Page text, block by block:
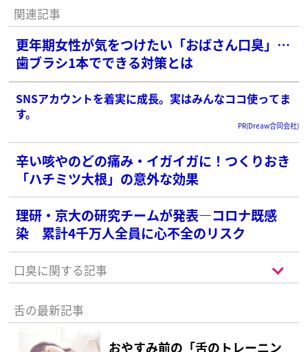
関連記事
更年期女性が気をつけたい「おばさん口臭」…
歯ブラシ1本でできる対策とは
SNSアカウントを着実に成長。実はみんなココ使ってま
す。
PR(Dreaw合同会社)
辛い咳やのどの痛み・イガイガに！つくりおき
「ハチミツ大根」の意外な効果
理研・京大の研究チームが発表―コロナ既感
染 累計4千万人全員に心不全のリスク
口臭に関する記事
舌の最新記事
おやすみ前の「舌のトレーニン